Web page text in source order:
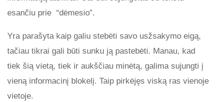
esančiu prie “dėmesio”.
Yra parašyta kaip galiu stebėti savo usžsakymo eigą,
tačiau tikrai gali būti sunku ją pastebėti. Manau, kad
tiek šią vietą, tiek ir aukščiau minėtą, galima sujungti į
vieną informacinį blokelį. Taip pirkėjęs viską ras vienoje
vietoje.